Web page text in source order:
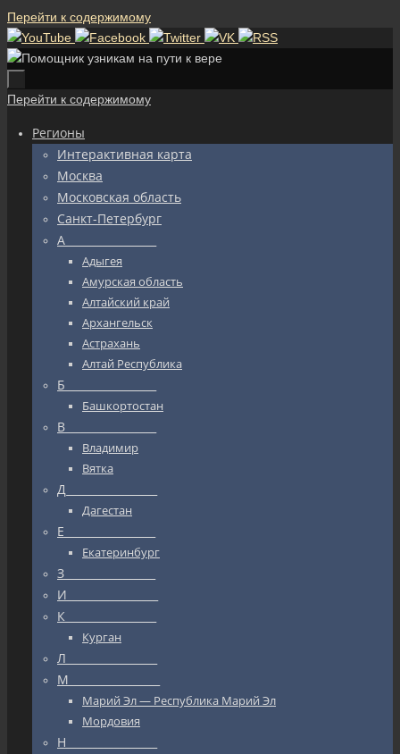
Перейти к содержимому
Перейти к содержимому
Регионы
Интерактивная карта
Москва
Московская область
Санкт-Петербург
А_________________
Адыгея
Амурская область
Алтайский край
Архангельск
Астрахань
Алтай Республика
Б_________________
Башкортостан
В_________________
Владимир
Вятка
Д_________________
Дагестан
Е_________________
Екатеринбург
З_________________
И_________________
К_________________
Курган
Л_________________
М_________________
Марий Эл — Республика Марий Эл
Мордовия
Н_________________